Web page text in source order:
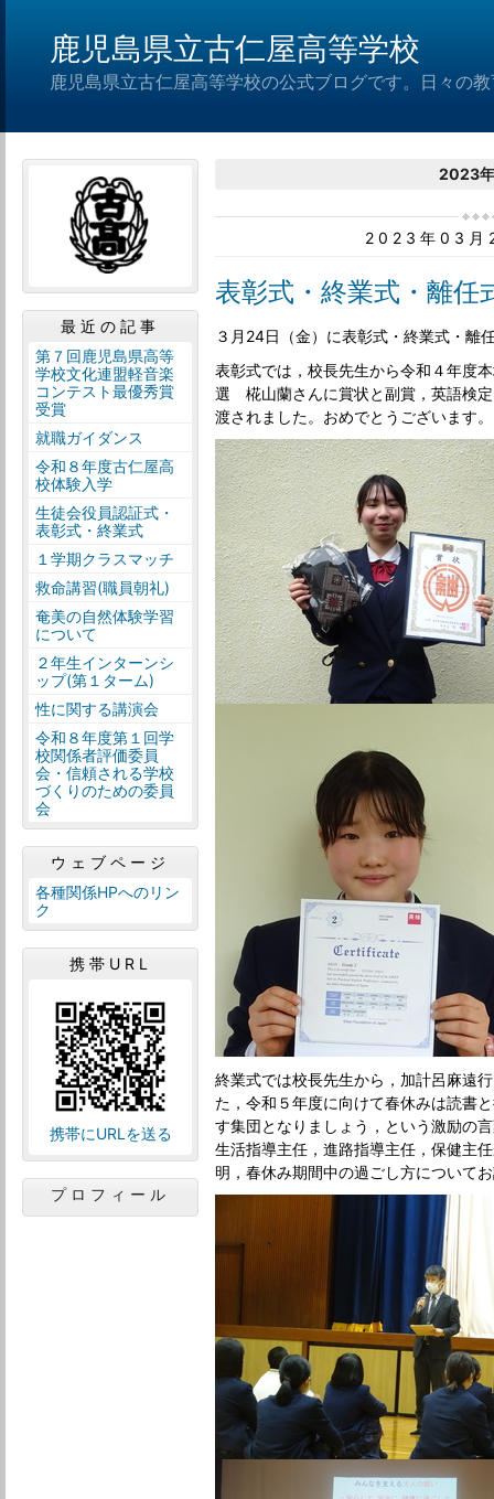
鹿児島県立古仁屋高等学校
鹿児島県立古仁屋高等学校の公式ブログです。日々の
2023
2023年03月
表彰式・終業式・離任
３月24日（金）に表彰式・終業式・離
表彰式では，校長先生から令和４年度
選 椛山蘭さんに賞状と副賞，英語検
渡されました。おめでとうございます。
終業式では校長先生から，加計呂麻遠
た，令和５年度に向けて春休みは読書
す集団となりましょう，という激励の
生活指導主任，進路指導主任，保健主
明，春休み期間中の過ごし方について
最近の記事
第７回鹿児島県高等
学校文化連盟軽音楽
コンテスト最優秀賞
受賞
就職ガイダンス
令和８年度古仁屋高
校体験入学
生徒会役員認証式・
表彰式・終業式
１学期クラスマッチ
救命講習(職員朝礼)
奄美の自然体験学習
について
２年生インターンシ
ップ(第１ターム)
性に関する講演会
令和８年度第１回学
校関係者評価委員
会・信頼される学校
づくりのための委員
会
ウェブページ
各種関係HPへのリン
ク
携帯URL
携帯にURLを送る
プロフィール